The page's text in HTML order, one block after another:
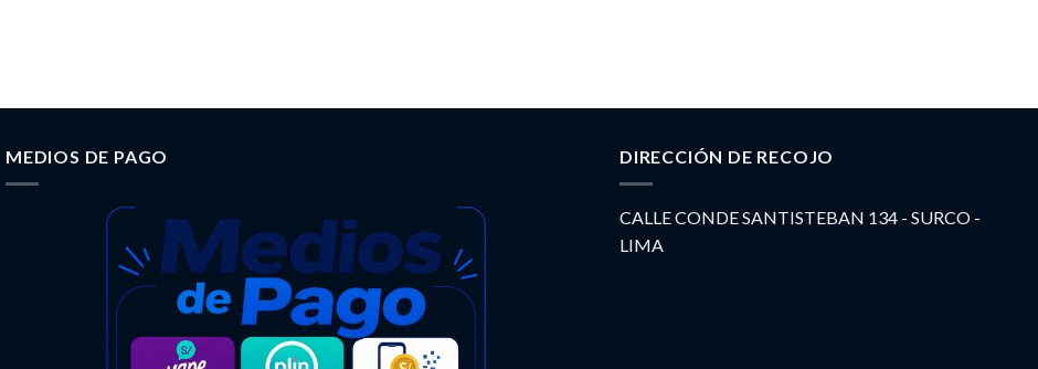
MEDIOS DE PAGO DIRECCIÓN DE RECOJO
CALLE CONDE SANTISTEBAN 134 - SURCO -
LIMA